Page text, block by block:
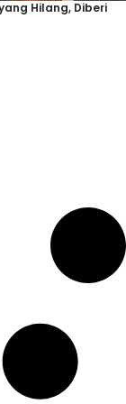
Hilang, Diberi